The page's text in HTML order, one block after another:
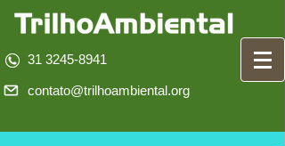
31 3245-8941
contato@trilhoambiental.org